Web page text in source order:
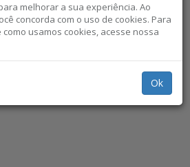
melhorar a sua experiência. Ao
concorda com o uso de cookies. Para
usamos cookies, acesse nossa
Ok